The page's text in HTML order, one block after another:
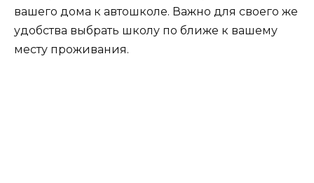
вашего дома к автошколе. Важно для своего же
удобства выбрать школу по ближе к вашему
месту проживания.